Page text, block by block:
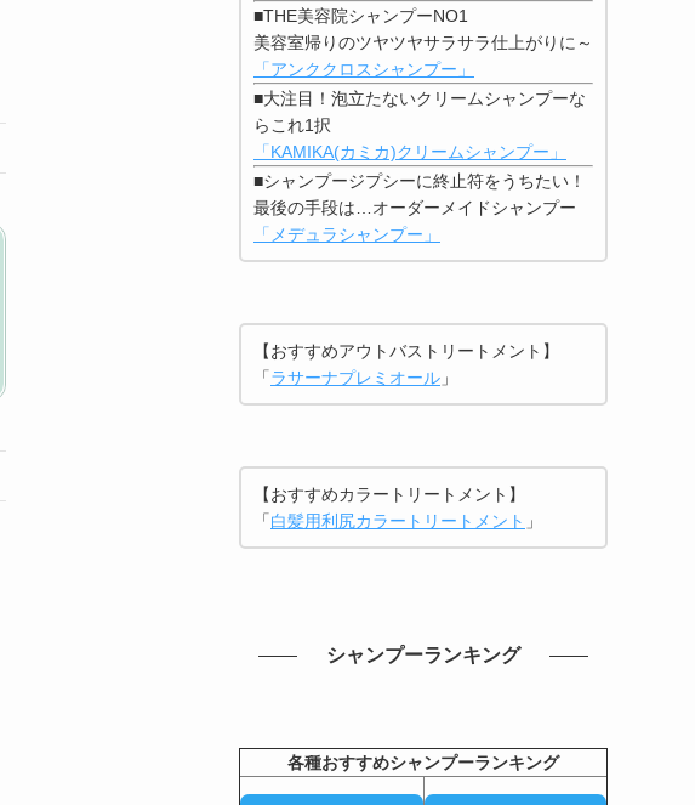
■THE美容院シャンプーNO1
美容室帰りのツヤツヤサラサラ仕上がりに～
「アンククロスシャンプー」
■大注目！泡立たないクリームシャンプーな
らこれ1択
「KAMIKA(カミカ)クリームシャンプー」
■シャンプージプシーに終止符をうちたい！
最後の手段は…オーダーメイドシャンプー
「メデュラシャンプー」
【おすすめアウトバストリートメント】
「ラサーナプレミオール 」
【おすすめカラートリートメント】
「白髪用利尻カラートリートメント 」
シャンプーランキング
各種おすすめシャンプーランキング